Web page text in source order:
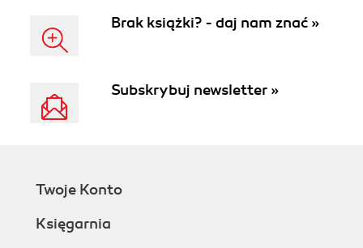
Brak książki? - daj nam znać »
Subskrybuj newsletter »
Twoje Konto
Księgarnia